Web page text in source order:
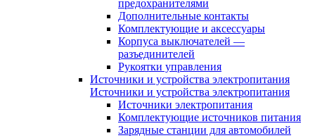
предохранителями
Дополнительные контакты
Комплектующие и аксессуары
Корпуса выключателей —
разъединителей
Рукоятки управления
Источники и устройства электропитания
Источники и устройства электропитания
Источники электропитания
Комплектующие источников питания
Зарядные станции для автомобилей